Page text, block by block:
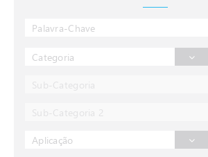
Categoria
Aplicação